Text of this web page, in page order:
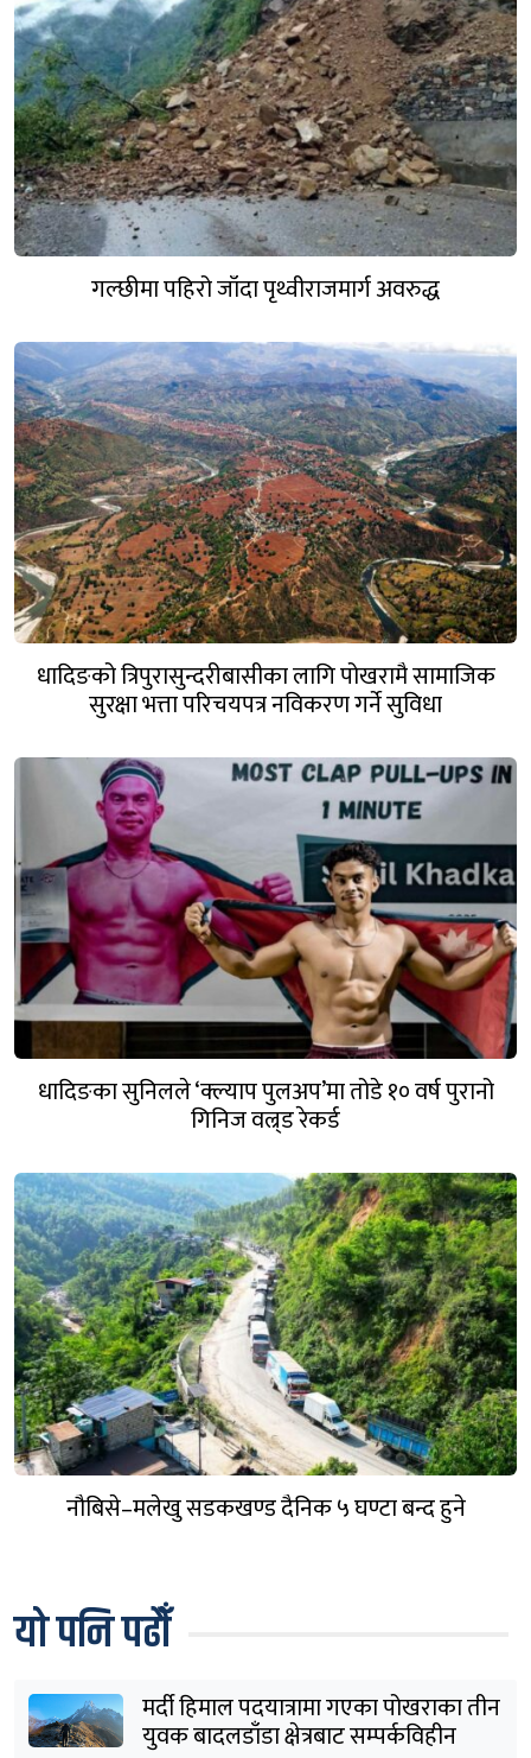
गल्छीमा पहिरो जाँदा पृथ्वीराजमार्ग अवरुद्ध
धादिङको त्रिपुरासुन्दरीबासीका लागि पोखरामै सामाजिक
सुरक्षा भत्ता परिचयपत्र नविकरण गर्ने सुविधा
धादिङका सुनिलले ‘क्ल्याप पुलअप’मा तोडे १० वर्ष पुरानो
गिनिज वल्र्ड रेकर्ड
नौबिसे–मलेखु सडकखण्ड दैनिक ५ घण्टा बन्द हुने
यो पनि पढौँ
मर्दी हिमाल पदयात्रामा गएका पोखराका तीन
युवक बादलडाँडा क्षेत्रबाट सम्पर्कविहीन